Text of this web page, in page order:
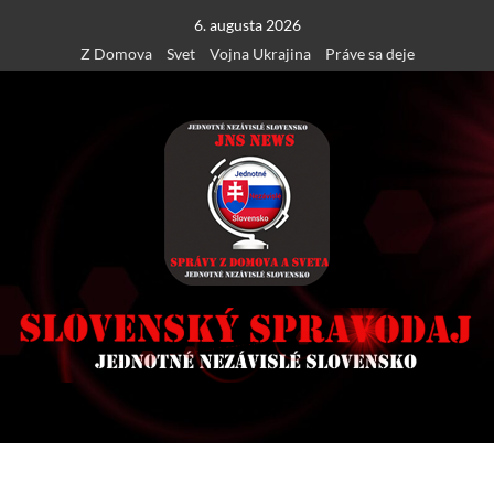
content
6. augusta 2026
Z Domova
Svet Vojna Ukrajina Práve sa deje